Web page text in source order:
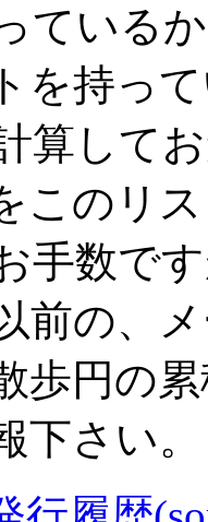
ている
を持っ
算して
このリ
手数で
前の、
歩円の
下さい。